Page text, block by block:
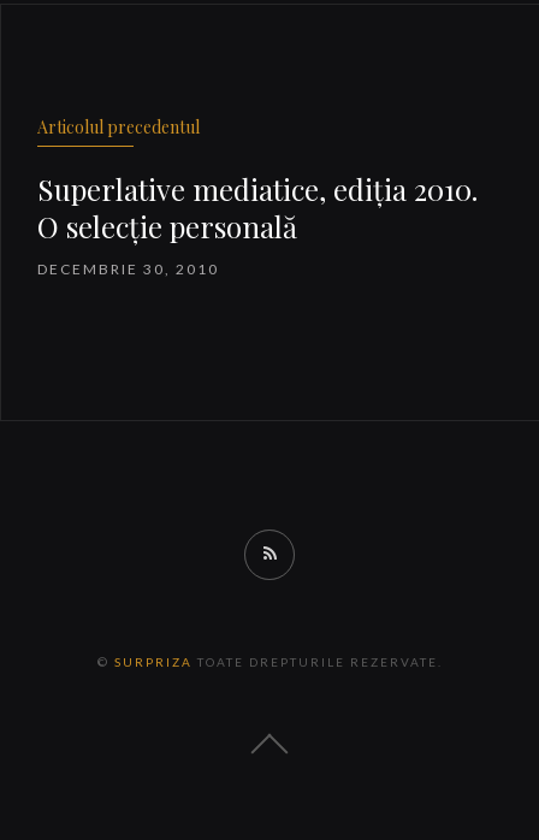
Articolul precedentul
Superlative mediatice, ediţia 2010.
O selecţie personală
DECEMBRIE 30, 2010
RSS
© SURPRIZA TOATE DREPTURILE REZERVATE.
Back